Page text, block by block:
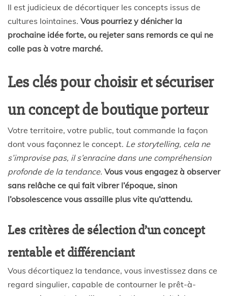
Il est judicieux de décortiquer les concepts issus de
cultures lointaines. Vous pourriez y dénicher la
prochaine idée forte, ou rejeter sans remords ce qui ne
colle pas à votre marché.
Les clés pour choisir et sécuriser
un concept de boutique porteur
Votre territoire, votre public, tout commande la façon
dont vous façonnez le concept. Le storytelling, cela ne
s’improvise pas, il s’enracine dans une compréhension
profonde de la tendance. Vous vous engagez à observer
sans relâche ce qui fait vibrer l’époque, sinon
l’obsolescence vous assaille plus vite qu’attendu.
Les critères de sélection d’un concept
rentable et différenciant
Vous décortiquez la tendance, vous investissez dans ce
regard singulier, capable de contourner le prêt-à-